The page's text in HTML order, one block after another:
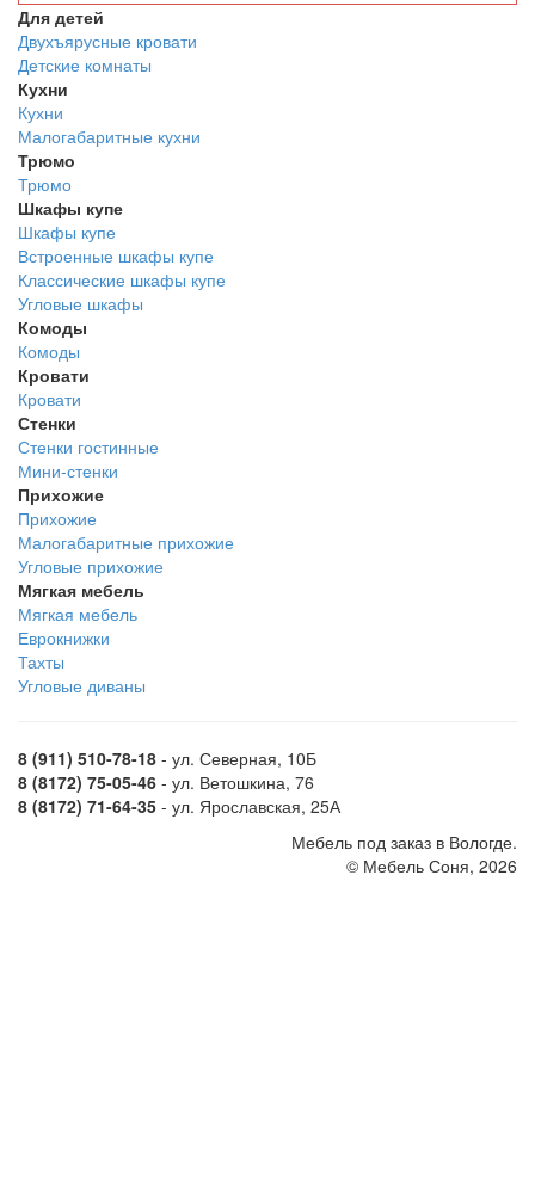
Для детей
Двухъярусные кровати
Детские комнаты
Кухни
Кухни
Малогабаритные кухни
Трюмо
Трюмо
Шкафы купе
Шкафы купе
Встроенные шкафы купе
Классические шкафы купе
Угловые шкафы
Комоды
Комоды
Кровати
Кровати
Стенки
Стенки гостинные
Мини-стенки
Прихожие
Прихожие
Малогабаритные прихожие
Угловые прихожие
Мягкая мебель
Мягкая мебель
Еврокнижки
Тахты
Угловые диваны
8 (911) 510-78-18 - ул. Северная, 10Б
8 (8172) 75-05-46 - ул. Ветошкина, 76
8 (8172) 71-64-35 - ул. Ярославская, 25А
Мебель под заказ в Вологде.
© Мебель Соня, 2026